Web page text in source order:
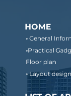
HOME
◦ General
◦Practical
Floor plan
◦ Layout